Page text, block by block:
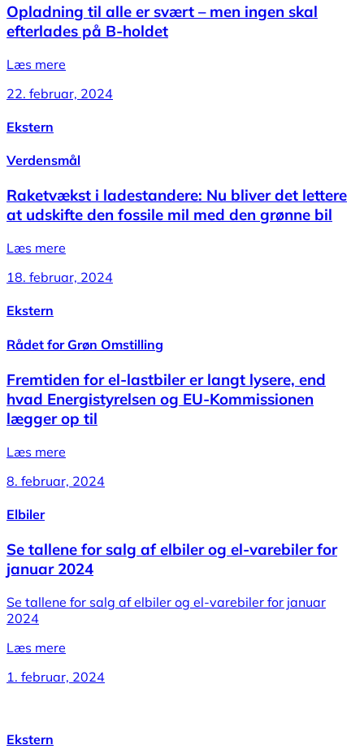
Opladning til alle er svært – men ingen skal
efterlades på B-holdet
Læs mere
22. februar, 2024
Ekstern
Verdensmål
Raketvækst i ladestandere: Nu bliver det lettere
at udskifte den fossile mil med den grønne bil
Læs mere
18. februar, 2024
Ekstern
Rådet for Grøn Omstilling
Fremtiden for el-lastbiler er langt lysere, end
hvad Energistyrelsen og EU-Kommissionen
lægger op til
Læs mere
8. februar, 2024
Elbiler
Se tallene for salg af elbiler og el-varebiler for
januar 2024
Se tallene for salg af elbiler og el-varebiler for januar
2024
Læs mere
1. februar, 2024
Ekstern